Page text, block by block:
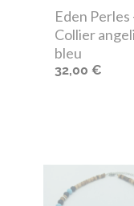
Eden Perles
Collier
bleu
32,00 €